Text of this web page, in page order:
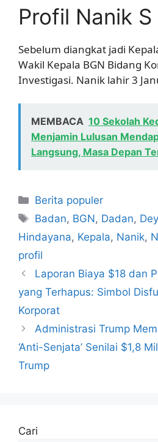
Profil Nanik S
Sebelum diangkat jadi
Wakil Kepala BGN Bidang
Investigasi. Nanik lahir 3
MEMBACA 10 Sekolah
Menjamin Lulusan
Langsung, Masa Depan
Kategori
Berita populer
Tag
Badan, BGN, Dadan,
Hindayana, Kepala, Nanik,
profil
Laporan Biaya $18 dan
yang Terhapus: Simbol
Korporat
Administrasi Trump
‘Anti-Senjata’ Senilai $1,8
Trump
Cari